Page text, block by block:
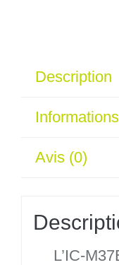
Description
Avis (0)
L’IC-